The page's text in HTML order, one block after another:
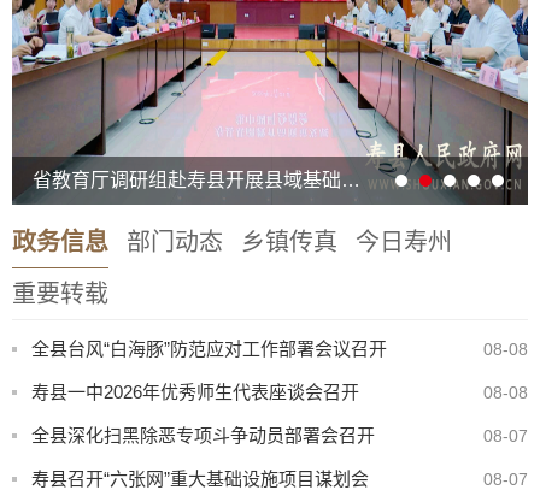
省教育厅调研组赴寿县开展县域基础教育高质量发展集中调研
政务信息 部门动态 乡镇传真
今日寿州
重要转载
全县台风“白海豚”防范应对工作部署会议召开 08-08
寿县一中2026年优秀师生代表座谈会召开 08-08
全县深化扫黑除恶专项斗争动员部署会召开 08-07
寿县召开“六张网”重大基础设施项目谋划会 08-07